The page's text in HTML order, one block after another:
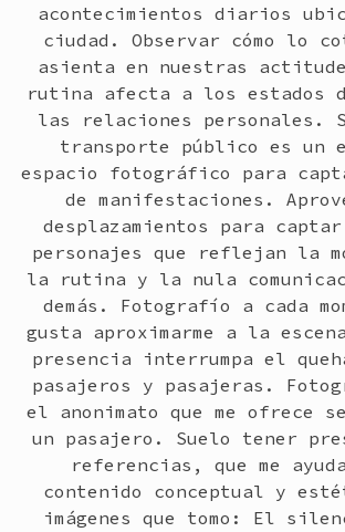
acontecimientos diarios
ciudad. Observar cómo lo
asienta en nuestras
rutina afecta a los estados
las relaciones personales.
transporte público es un
espacio fotográfico para
de manifestaciones.
desplazamientos para
personajes que reflejan la
la rutina y la nula
demás. Fotografío a cada
gusta aproximarme a la
presencia interrumpa el
pasajeros y pasajeras.
el anonimato que me ofrece
un pasajero. Suelo tener
referencias, que me
contenido conceptual y
imágenes que tomo: El